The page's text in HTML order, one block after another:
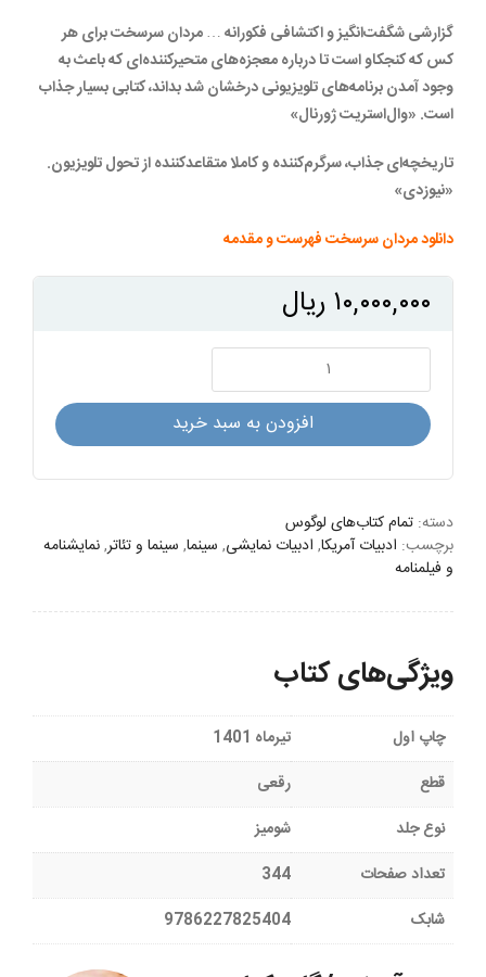
گزارشی شگفت‌انگیز و اکتشافی فکورانه … مردان سرسخت برای هر
کس که کنجکاو است تا درباره معجزه‌های متحیرکننده‌ای که باعث به
وجود آمدن برنامه‌های تلویزیونی درخشان شد بداند، کتابی بسیار جذاب
است. «وال‌استریت ژورنال»
تاریخچه‌ای جذاب، سرگرم‌کننده و کاملا متقاعدکننده از تحول تلویزیون.
«نیوزدی»
دانلودمردان سرسخت فهرست و مقدمه
۱۰,۰۰۰,۰۰۰ ریال
سرسخت
عدد
افزودن به سبد خرید
دسته: تمام کتاب‌های لوگوس
برچسب: ادبیات آمریکا, ادبیات نمایشی, سینما, سینما و تئاتر,نمایشنامه
و فیلمنامه
ویژگی‌های کتاب
چاپ اول
تیرماه 1401
قطع
رقعی
نوع جلد
شومیز
تعداد صفحات
344
شابک
9786227825404